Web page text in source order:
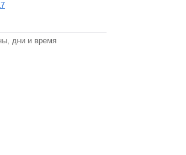
дни и время